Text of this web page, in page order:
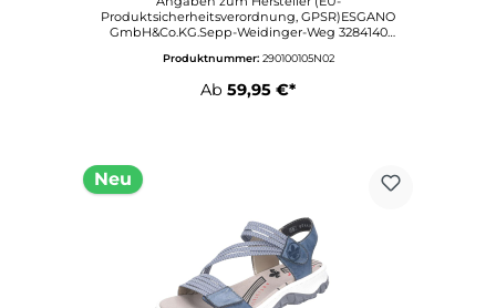
Produktsicherheitsverordnung, GPSR)ESGANO
GmbH&Co.KG.Sepp-Weidinger-Weg 3284140
verantwortlichen Person (EU-
Weidinger-Weg 3284140
Produktnummer: 290100105N02
Ab 59,95 €*
Neu